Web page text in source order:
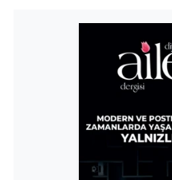
Şırnak Müftülüğü
Tekirdağ Müftülüğü